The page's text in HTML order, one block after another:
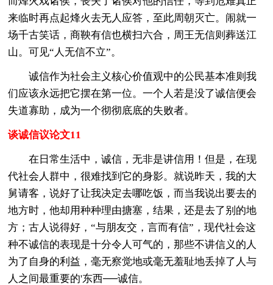
来临时再点起烽火去无人应答，至此周朝灭亡。闹就一
场千古笑话，商鞅有信也横扫六合，周王无信则葬送江
山。可见“人无信不立”。
诚信作为社会主义核心价值观中的公民基本准则我
们应该永远把它摆在第一位。一个人若是没了诚信便会
失道寡助，成为一个彻彻底底的失败者。
谈诚信议论文11
在日常生活中，诚信，无非是讲信用！但是，在现
代社会人群中，很难找到它的身影。就说昨天，我的大
舅请客，说好了让我决定去哪吃饭，而当我说出要去的
地方时，他却用种种理由搪塞，结果，还是去了别的地
方；古人说得好，“与朋友交，言而有信”，现代社会这
种不诚信的表现是十分令人可气的，那些不讲信义的人
为了自身的利益，毫无察觉地或毫无羞耻地丢掉了人与
人之间最重要的'东西──诚信。